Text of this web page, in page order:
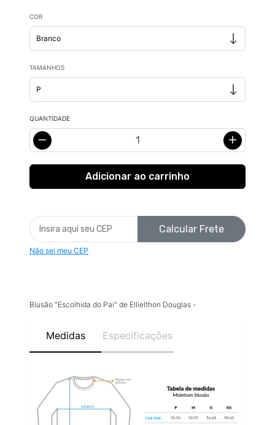
COR
TAMANHOS
QUANTIDADE
Calcular Frete
Não sei meu CEP
Blusão "Escolhida do Pai" de Ellielthon Douglas -
Medidas Especificações